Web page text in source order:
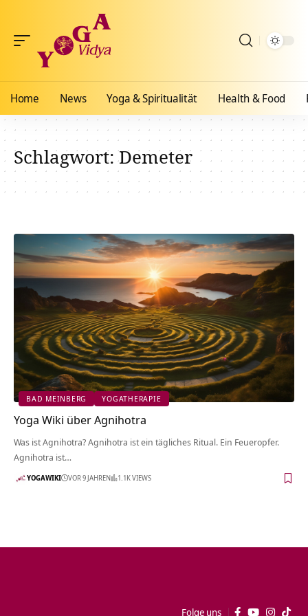
Home News Yoga & Spiritualität Health & Food
Schlagwort:Demeter
BAD MEINBERG YOGATHERAPIE
Yoga Wiki über Agnihotra
Was ist Agnihotra? Agnihotra ist ein tägliches Ritual. Ein Feueropfer.
Agnihotra ist…
YOGAWIKI VOR 9 JAHREN 1.1K VIEWS
Folge uns